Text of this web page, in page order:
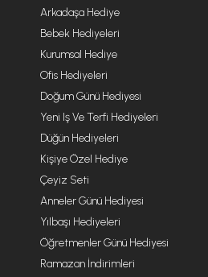
Arkadaşa Hediye
Bebek Hediyeleri
Kurumsal Hediye
Ofis Hediyeleri
Doğum Günü Hediyesi
Yeni Iş Ve Terfi Hediyeleri
Düğün Hediyeleri
Kişiye Özel Hediye
Çeyiz Seti
Anneler Günü Hediyesi
Yılbaşı Hediyeleri
Öğretmenler Günü Hediyesi
Ramazan İndirimleri